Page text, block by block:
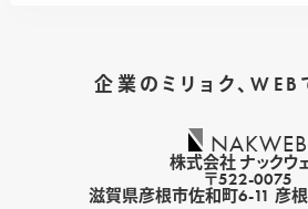
企業のミリョク、WEB
NAKWEB
株式会社 ナックウ
〒522-0075
滋賀県彦根市佐和町6-11 彦